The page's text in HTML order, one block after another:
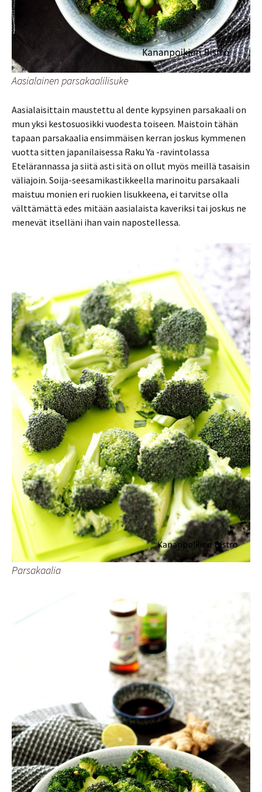
Aasialainen parsakaalilisuke
Aasialaisittain maustettu al dente kypsyinen parsakaali on
mun yksi kestosuosikki vuodesta toiseen. Maistoin tähän
tapaan parsakaalia ensimmäisen kerran joskus kymmenen
vuotta sitten japanilaisessa Raku Ya -ravintolassa
Etelärannassa ja siitä asti sitä on ollut myös meillä tasaisin
väliajoin. Soija-seesamikastikkeella marinoitu parsakaali
maistuu monien eri ruokien lisukkeena, ei tarvitse olla
välttämättä edes mitään aasialaista kaveriksi tai joskus ne
menevät itselläni ihan vain napostellessa.
Parsakaalia